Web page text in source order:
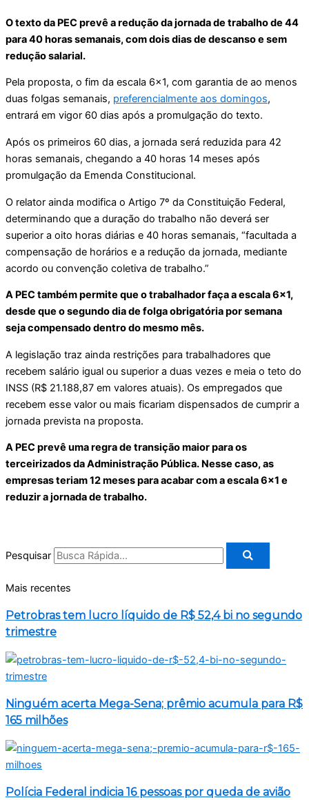
O texto da PEC prevê a redução da jornada de trabalho de 44
para 40 horas semanais, com dois dias de descanso e sem
redução salarial.
Pela proposta, o fim da escala 6×1, com garantia de ao menos
duas folgas semanais, preferencialmente aos domingos,
entrará em vigor 60 dias após a promulgação do texto.
Após os primeiros 60 dias, a jornada será reduzida para 42
horas semanais, chegando a 40 horas 14 meses após
promulgação da Emenda Constitucional.
O relator ainda modifica o Artigo 7º da Constituição Federal,
determinando que a duração do trabalho não deverá ser
superior a oito horas diárias e 40 horas semanais, “facultada a
compensação de horários e a redução da jornada, mediante
acordo ou convenção coletiva de trabalho.”
A PEC também permite que o trabalhador faça a escala 6×1,
desde que o segundo dia de folga obrigatória por semana
seja compensado dentro do mesmo mês.
A legislação traz ainda restrições para trabalhadores que
recebem salário igual ou superior a duas vezes e meia o teto do
INSS (R$ 21.188,87 em valores atuais). Os empregados que
recebem esse valor ou mais ficariam dispensados de cumprir a
jornada prevista na proposta.
A PEC prevê uma regra de transição maior para os
terceirizados da Administração Pública. Nesse caso, as
empresas teriam 12 meses para acabar com a escala 6×1 e
reduzir a jornada de trabalho.
Pesquisar
Mais recentes
Petrobras tem lucro líquido de R$ 52,4 bi no segundo
trimestre
Ninguém acerta Mega-Sena; prêmio acumula para R$
165 milhões
Polícia Federal indicia 16 pessoas por queda de avião